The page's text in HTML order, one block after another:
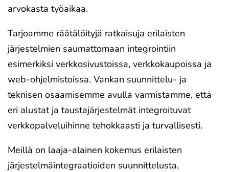
arvokasta työaikaa.
Tarjoamme räätälöityjä ratkaisuja erilaisten
järjestelmien saumattomaan integrointiin
esimerkiksi verkkosivustoissa, verkkokaupoissa ja
web-ohjelmistoissa. Vankan suunnittelu- ja
teknisen osaamisemme avulla varmistamme, että
eri alustat ja taustajärjestelmät integroituvat
verkkopalveluihinne tehokkaasti ja turvallisesti.
Meillä on laaja-alainen kokemus erilaisten
järjestelmäintegraatioiden suunnittelusta,